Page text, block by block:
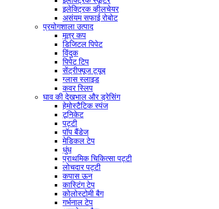
इलेक्ट्रिक व्हीलचेयर
असंयम सफाई रोबोट
प्रयोगशाला उत्पाद
मूत्र कप
डिजिटल पिपेट
विंदुक
पिपेट टिप
सेंट्रीफ्यूज ट्यूब
ग्लास स्लाइड
कवर स्लिप
घाव की देखभाल और ड्रेसिंग
हेमोस्टैटिक स्पंज
टूनिकेट
पट्टी
पॉप बैंडेज
मेडिकल टेप
धुंध
प्राथमिक चिकित्सा पट्टी
लोचदार पट्टी
कपास ऊन
कास्टिंग टेप
कोलोस्टोमी बैग
गर्भनाल टेप